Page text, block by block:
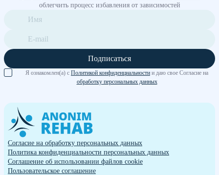
облегчить процесс избавления от зависимостей
Подписаться
Я ознакомлен(а) с Политикой конфиденциальности и даю свое Согласие на
обработку персональных данных
Согласие на обработку персональных данных
Политика конфиденциальности персональных данных
Cоглашение об использовании файлов cookie
Пользовательское соглашение